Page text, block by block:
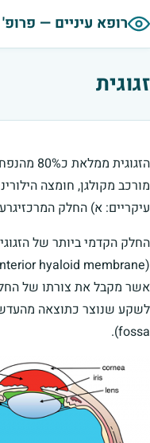
רופא עיניים — פרופ'
זגוגית
מורכב מקולגן, חומצה
עיקריים: א) החלק
החלק הקדמי ביותר של
אשר מקבל את צורתו של
fossa).